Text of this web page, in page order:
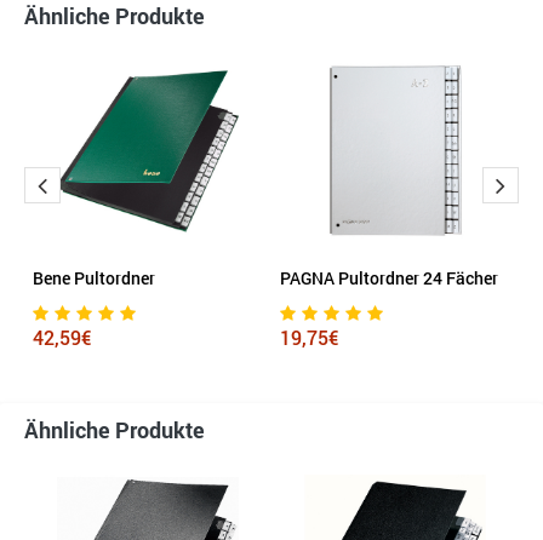
Ähnliche Produkte
Bene Pultordner
42,59€
PAGNA Pultordner 24 Fächer
19,75€
Ähnliche Produkte